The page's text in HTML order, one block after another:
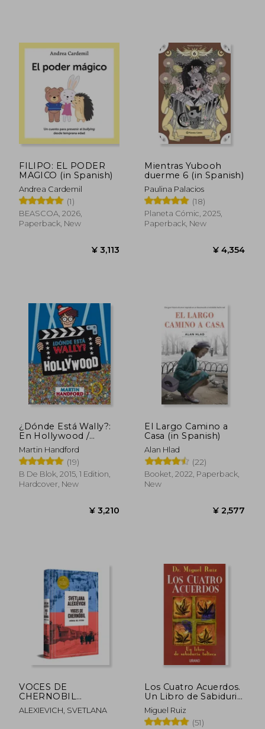
FILIPO: EL PODER
MAGICO (in Spanish)
Andrea Cardemil
(1)
BEASCOA, 2026,
Paperback, New
Mientras Yubooh
duerme 6 (in Spanish)
Paulina Palacios
(18)
Planeta Cómic, 2025,
Paperback, New
¿Dónde Está Wally?:
En Hollywood /
¿Where's Waldo?: In
Hollywood (in
Spanish)
Martin Handford
(19)
B De Blok, 2015, 1 Edition,
Hardcover, New
El Largo Camino a
Casa (in Spanish)
Alan Hlad
(22)
Booket, 2022, Paperback,
New
VOCES DE
CHERNOBIL
(EDICION ESPECIAL
EN TAPA DURA) (in
ALEXIEVICH, SVETLANA
Los Cuatro Acuerdos.
Un Libro de Sabiduria
Tolteca (in Spanish)
Miguel Ruiz
(51)